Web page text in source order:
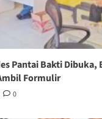
Pantai Bakti Dibuka,
Formulir
0